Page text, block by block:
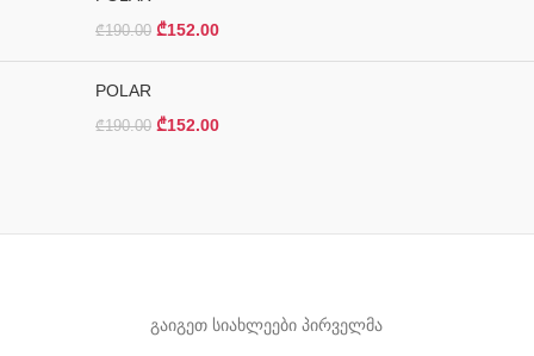
₾190.00 ₾152.00
POLAR
₾190.00 ₾152.00
გაიგეთ სიახლეები პირველმა